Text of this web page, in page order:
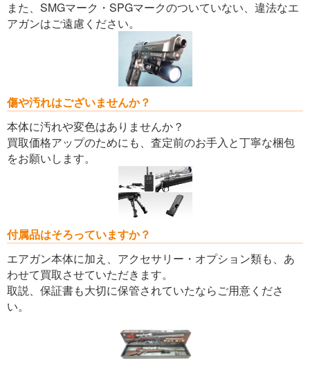
また、SMGマーク・SPGマークのついていない、違法なエ
アガンはご遠慮ください。
傷や汚れはございませんか？
本体に汚れや変色はありませんか？
買取価格アップのためにも、査定前のお手入と丁寧な梱包
をお願いします。
付属品はそろっていますか？
エアガン本体に加え、アクセサリー・オプション類も、あ
わせて買取させていただきます。
取説、保証書も大切に保管されていたならご用意くださ
い。